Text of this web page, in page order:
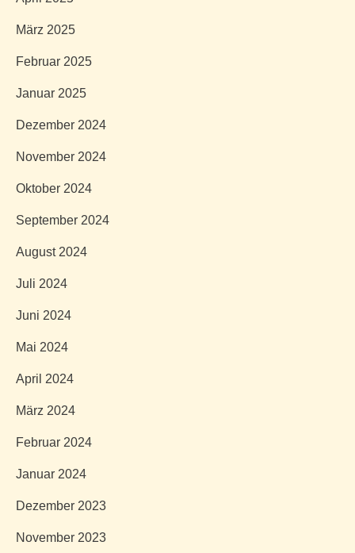
März 2025
Februar 2025
Januar 2025
Dezember 2024
November 2024
Oktober 2024
September 2024
August 2024
Juli 2024
Juni 2024
Mai 2024
April 2024
März 2024
Februar 2024
Januar 2024
Dezember 2023
November 2023